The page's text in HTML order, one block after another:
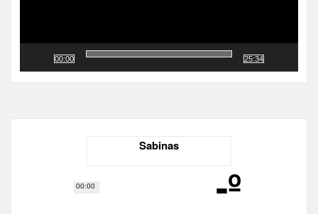
00:00
00:00
25:34
Sabinas
-º